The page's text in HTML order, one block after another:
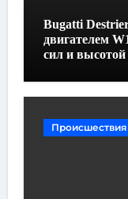
Bugatti
двигателем
сил и высотой
Происшествия